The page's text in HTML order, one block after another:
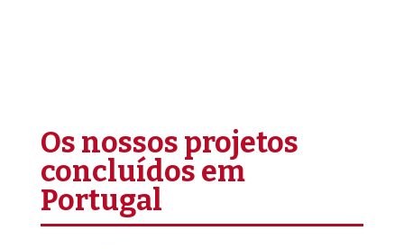
Os nossos projetos
concluídos em
Portugal